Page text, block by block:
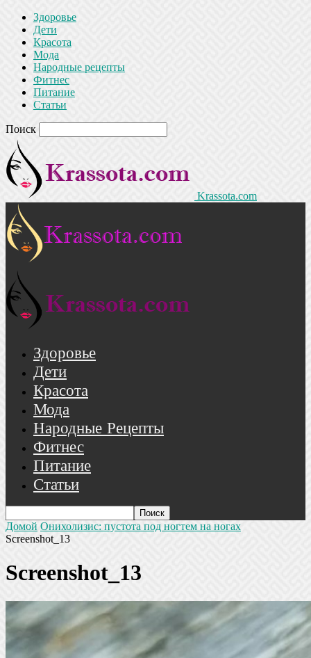
Здоровье
Дети
Красота
Мода
Народные рецепты
Фитнес
Питание
Статьи
Поиск
Krassota.com
Здоровье
Дети
Красота
Мода
Народные Рецепты
Фитнес
Питание
Статьи
Домой Онихолизис: пустота под ногтем на ногах
Screenshot_13
Screenshot_13